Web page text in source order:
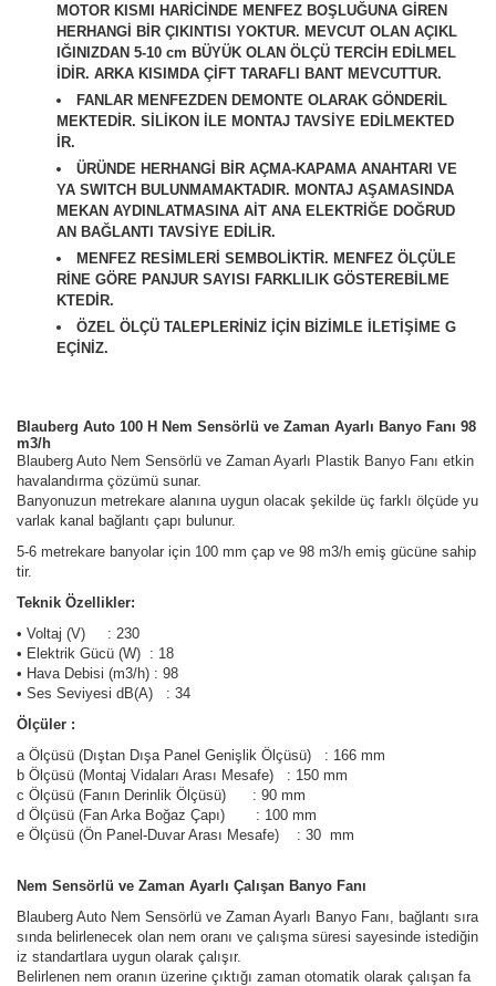
MOTOR KISMI HARİCİNDE MENFEZ BOŞLUĞUNA GİREN
HERHANGİ BİR ÇIKINTISI YOKTUR. MEVCUT OLAN AÇIKL
IĞINIZDAN 5-10 cm BÜYÜK OLAN ÖLÇÜ TERCİH EDİLMEL
İDİR. ARKA KISIMDA ÇİFT TARAFLI BANT MEVCUTTUR.
FANLAR MENFEZDEN DEMONTE OLARAK GÖNDERİL
MEKTEDİR. SİLİKON İLE MONTAJ TAVSİYE EDİLMEKTED
İR.
ÜRÜNDE HERHANGİ BİR AÇMA-KAPAMA ANAHTARI VE
YA SWITCH BULUNMAMAKTADIR. MONTAJ AŞAMASINDA
MEKAN AYDINLATMASINA AİT ANA ELEKTRİĞE DOĞRUD
AN BAĞLANTI TAVSİYE EDİLİR.
M ENFEZ RESİMLERİ SEMBOLİKTİR. MENFEZ ÖLÇÜLE
RİNE GÖRE PANJUR SAYISI FARKLILIK GÖSTEREBİLME
KTEDİR.
ÖZEL ÖLÇÜ TALEPLERİNİZ İÇİN BİZİMLE İLETİŞİME G
EÇİNİZ.
Blauberg Auto 100 H Nem Sensörlü ve Zaman Ayarlı Banyo Fanı 98
m3/h
Blauberg Auto Nem Sensörlü ve Zaman Ayarlı Plastik Banyo Fanı etkin
havalandırma çözümü sunar.
Banyonuzun metrekare alanına uygun olacak şekilde üç farklı ölçüde yu
varlak kanal bağlantı çapı bulunur.
5-6 metrekare banyolar için 100 mm çap ve 98 m3/h emiş gücüne sahip
tir.
Teknik Özellikler:
• Voltaj (V) : 230
• Elektrik Gücü (W) : 18
• Hava Debisi (m3/h) : 98
• Ses Seviyesi dB(A) : 34
Ölçüler :
a Ölçüsü (Dıştan Dışa Panel Genişlik Ölçüsü) : 166 mm
b Ölçüsü (Montaj Vidaları Arası Mesafe) : 150 mm
c Ölçüsü (Fanın Derinlik Ölçüsü) : 90 mm
d Ölçüsü (Fan Arka Boğaz Çapı) : 100 mm
e Ölçüsü (Ön Panel-Duvar Arası Mesafe) : 30 mm
Nem Sensörlü ve Zaman Ayarlı Çalışan Banyo Fanı
Blauberg Auto Nem Sensörlü ve Zaman Ayarlı Banyo Fanı, bağlantı sıra
sında belirlenecek olan nem oranı ve çalışma süresi sayesinde istediğin
iz standartlara uygun olarak çalışır.
Belirlenen nem oranın üzerine çıktığı zaman otomatik olarak çalışan fa